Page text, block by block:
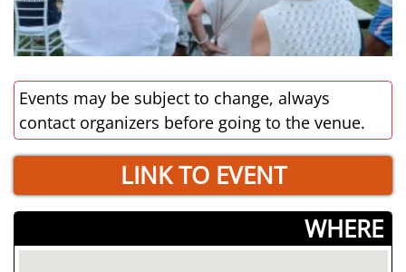
Events may be subject to change, always
contact organizers before going to the venue.
LINK TO EVENT
­WHERE